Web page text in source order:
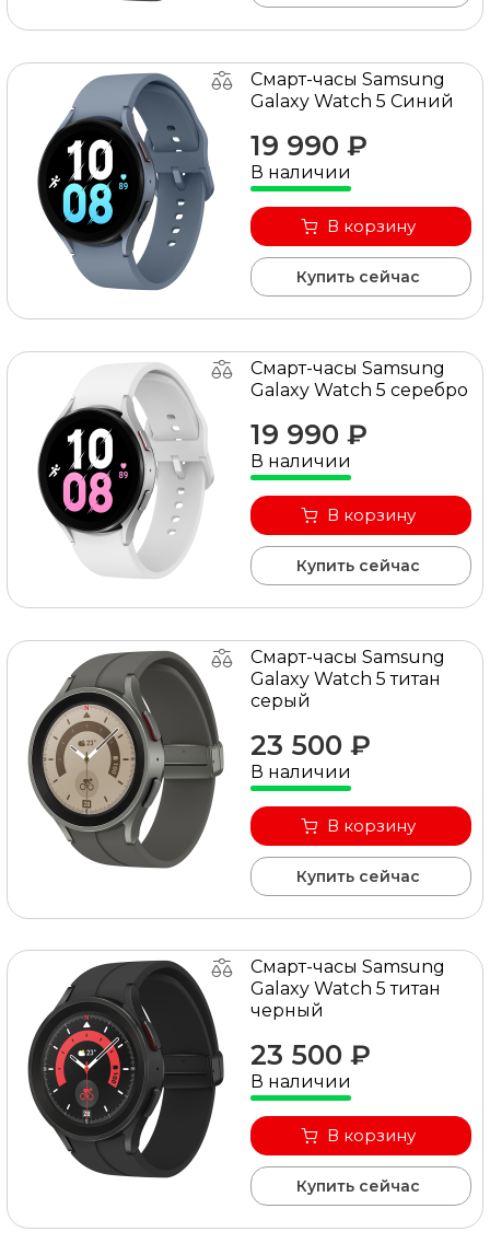
Смарт-часы Samsung
Galaxy Watch 5 Синий
19 990 ₽
В наличии
В корзину
Купить сейчас
Смарт-часы Samsung
Galaxy Watch 5 серебро
19 990 ₽
В наличии
В корзину
Купить сейчас
Смарт-часы Samsung
Galaxy Watch 5 титан
серый
23 500 ₽
В наличии
В корзину
Купить сейчас
Смарт-часы Samsung
Galaxy Watch 5 титан
черный
23 500 ₽
В наличии
В корзину
Купить сейчас